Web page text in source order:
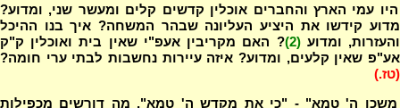
היו עמי הארץ והחברים אוכלין קדשים קלים ומעשר שני, ומדוע?
מדוע קידשו את היציע העליונה שבהר המשחה? איך בנו ההיכל
והעזרות, ומדוע(2)
? האם מקריבין אעפ"י שאין בית ואוכלין ק"ק
אע"פ שאין קלעים, ומדוע? איזה עיירות נחשבות לבתי ערי חומה?
(טז.)
ה' טמא" - "כי את מקדש ה' טמא", מה דורשים מכפילות